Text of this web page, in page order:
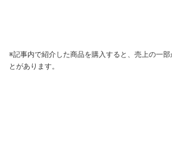
※記事内で紹介した商品を購入すると、売上の一
とがあります。